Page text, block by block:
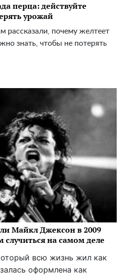
перца: действуйте
урожай
рассказали, почему желтеет
знать, чтобы не потерять
Майкл Джексон в 2009
случиться на самом деле
всю жизнь жил как
оформлена как